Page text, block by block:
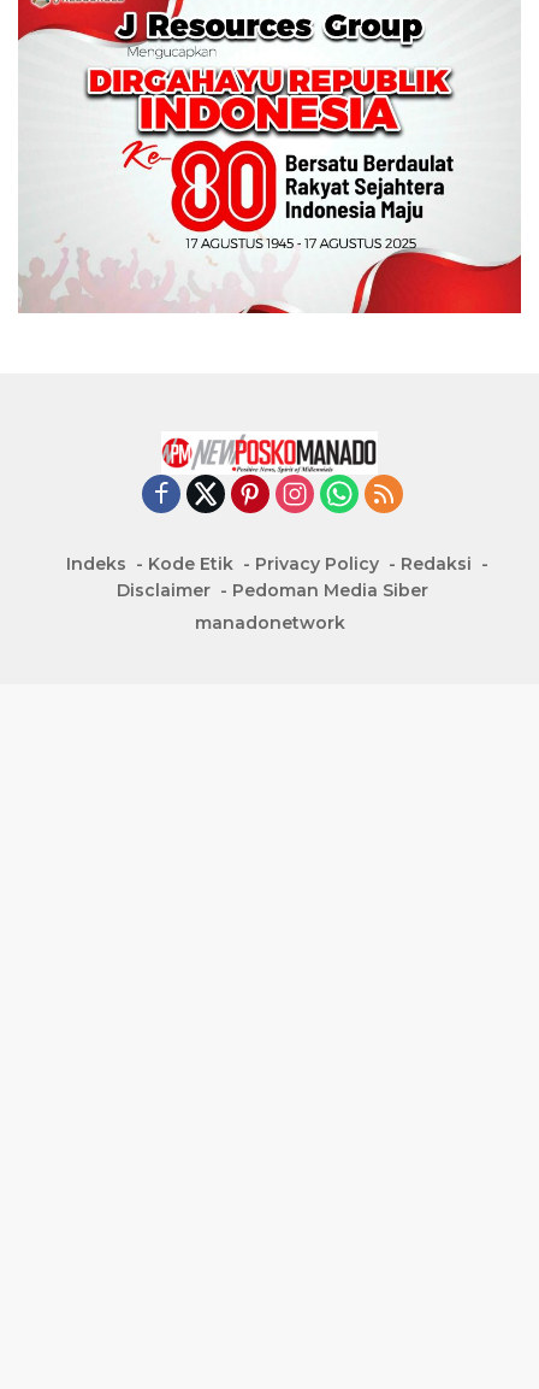
Indeks Kode Etik Privacy Policy
Redaksi
Disclaimer
Pedoman Media Siber
manadonetwork